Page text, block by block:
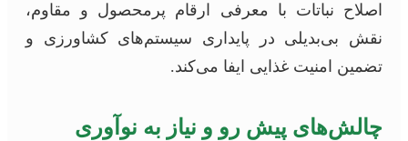
اصلاح نباتات با معرفی ارقام پرمحصول و مقاوم،
نقش بی‌بدیلی در پایداری سیستم‌های کشاورزی و
تضمین امنیت غذایی ایفا می‌کند.
چالش‌های پیش رو و نیاز به نوآوری